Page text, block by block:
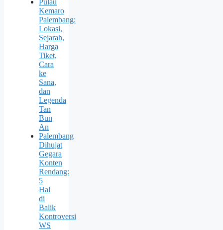
Pulau
Kemaro
Palembang:
Lokasi,
Sejarah,
Harga
Tiket,
Cara
ke
Sana,
dan
Legenda
Tan
Bun
An
Palembang
Dihujat
Gegara
Konten
Rendang:
5
Hal
di
Balik
Kontroversi
WS